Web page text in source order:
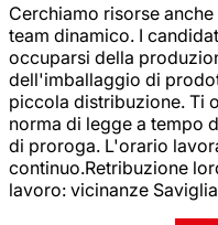
Cerchiamo risorse
team dinamico. I
occuparsi della
dell'imballaggio di
piccola distribuzione. Ti
norma di legge a tempo
di proroga. L'orario
continuo.Retribuzione
lavoro: vicinanze